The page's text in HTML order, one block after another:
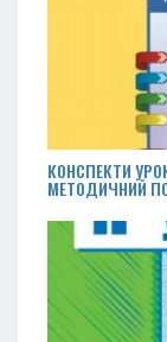
КОНСПЕКТИ
МЕТОДИЧНИЙ